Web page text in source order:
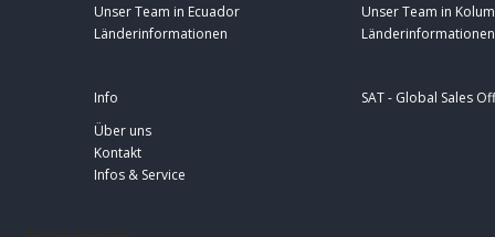
Unser Team in Ecuador
Länderinformationen
Unser Team in
Länderinformationen
Info
Über uns
Kontakt
Infos & Service
SAT - Global Sales